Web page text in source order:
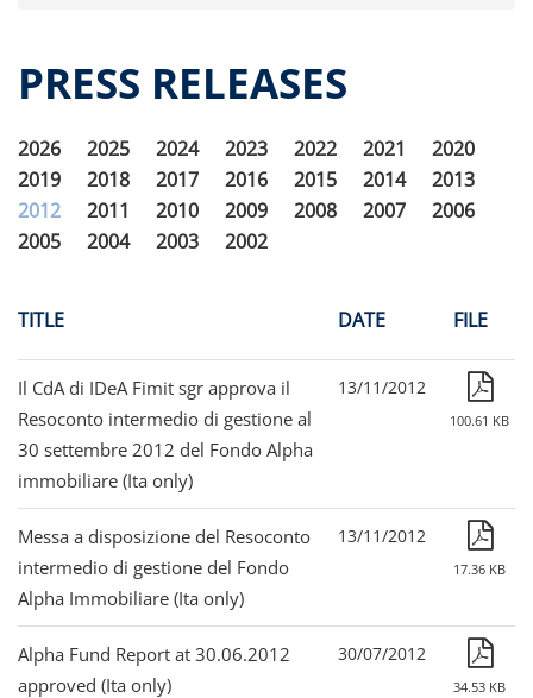
OPA Alpha Fund
Reports and Financial Statements
Governance
Unitholders’ meeting (ita only)
Contacts
Alpha on the Stock Exchange
Historical data
Paid-out Returns
PRESS RELEASES
2026 2025 2024 2023 2022 2021
2020
2019
2018 2017 2016 2015 2014
2013
2012
2011 2010 2009 2008 2007
2006
2005
2004 2003 2002
TITLE DATE FILE
Il CdA di IDeA Fimit sgr approva il
Resoconto intermedio di gestione al
30 settembre 2012 del Fondo Alpha
immobiliare (Ita only)
13/11/2012
100.61 KB
Messa a disposizione del Resoconto
intermedio di gestione del Fondo
Alpha Immobiliare (Ita only)
13/11/2012
17.36 KB
Alpha Fund Report at 30.06.2012
approved (Ita only)
30/07/2012
34.53 KB